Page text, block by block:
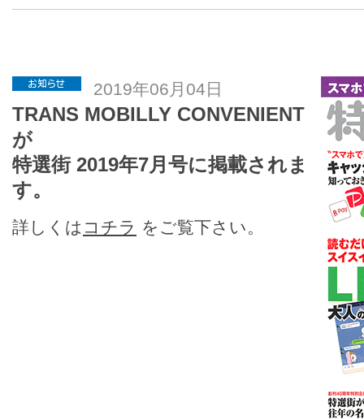
2019年06月04日
TRANS MOBILLY CONVENIENT
が
特選街 2019年7月号に掲載されま
す。
詳しくは コチラ をご覧下さい。